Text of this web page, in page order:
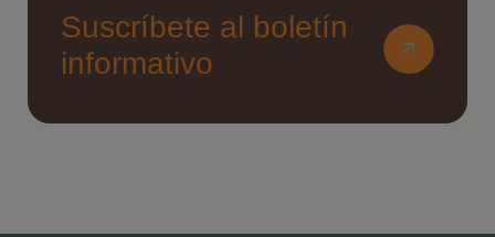
Suscríbete al boletín
informativo